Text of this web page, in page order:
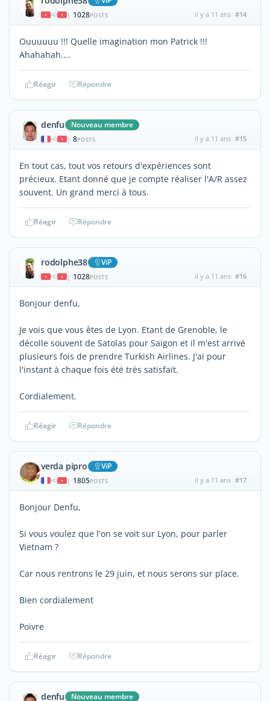
| 1028POSTS il y a 11 ans #14
Ouuuuuu !!! Quelle imagination mon Patrick !!!
Ahahahah....
Réagir Répondre
denfu Nouveau membre
| 8POSTS il y a 11 ans #15
En tout cas, tout vos retours d'expériences sont
précieux. Etant donné que je compte réaliser l'A/R assez
souvent. Un grand merci à tous.
Réagir Répondre
rodolphe38 ViP
| 1028POSTS il y a 11 ans #16
Bonjour denfu,
Je vois que vous êtes de Lyon. Etant de Grenoble, le
décolle souvent de Satolas pour Saigon et il m'est arrivé
plusieurs fois de prendre Turkish Airlines. J'ai pour
l'instant à chaque fois été très satisfait.
Cordialement.
Réagir Répondre
verda pipro ViP
| 1805POSTS il y a 11 ans #17
Bonjour Denfu,
Si vous voulez que l'on se voit sur Lyon, pour parler
Vietnam ?
Car nous rentrons le 29 juin, et nous serons sur place.
Bien cordialement
Poivre
Réagir Répondre
denfu Nouveau membre